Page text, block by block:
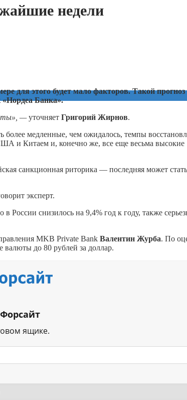
недели
для этого будет мало факторов. Такой прогноз
Банка».
—уточняет Григорий Жирнов.
медленные, чем ожидалось, темпы
и Китаем и, конечно же, все еще весьма высокие
санкционная риторика — последняя может стать
эксперт.
снизилось на 9,4% год к году, также
MKB Private Bank Валентин Журба. По
валюты до 80 рублей за доллар.
ящике.